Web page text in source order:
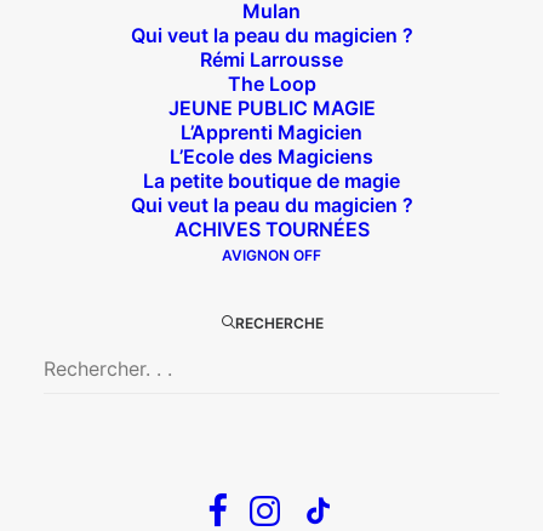
Mulan
Qui veut la peau du magicien ?
Rémi Larrousse
The Loop
JEUNE PUBLIC MAGIE
L’Apprenti Magicien
L’Ecole des Magiciens
La petite boutique de magie
Qui veut la peau du magicien ?
ACHIVES TOURNÉES
AVIGNON OFF
RECHERCHE
À l’affiche
Big Mother
La Zone Indigo
Le goût de la framboise
Fin, fin et fin
Confidences d’un illusionniste